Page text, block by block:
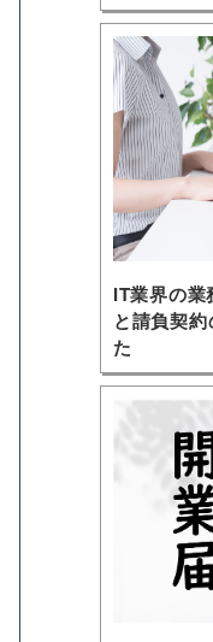
IT業界の業
と請負契
た